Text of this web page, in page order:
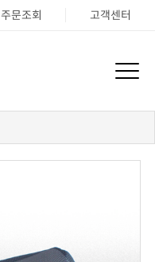
주문조회 고객센터